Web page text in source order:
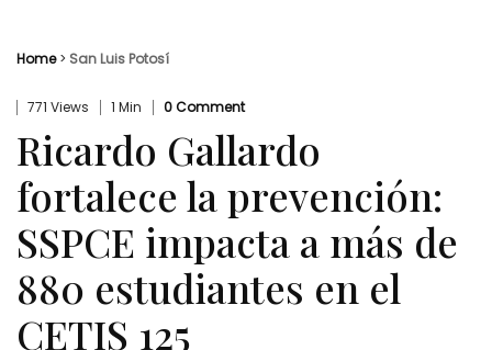
Home> San Luis Potosí
771 Views 1 Min 0 Comment
Ricardo Gallardo
fortalece la prevención:
SSPCE impacta a más de
880 estudiantes en el
CETIS 125